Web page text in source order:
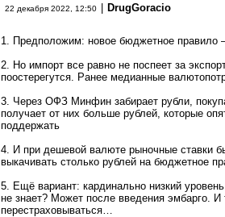
22 декабря 2022, 12:50 DrugGoracio
1. Предположим: новое бюджетное правило
2. Но импорт все равно не поспеет за
поостерегутся. Ранее медианные
3. Через ОФЗ Минфин забирает рубли,
получает от них больше рублей, которые
поддержать
4. И при дешевой валюте рыночные ставки
выкачивать столько рублей на бюджетное
5. Ещё вариант: кардинально низкий
не знает? Может после введения эмбарго.
перестраховываться…